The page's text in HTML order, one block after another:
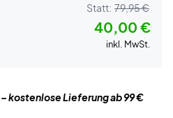
Statt: 79,95 €
40,00 €
inkl. MwSt.
– kostenlose Lieferung ab 99 €